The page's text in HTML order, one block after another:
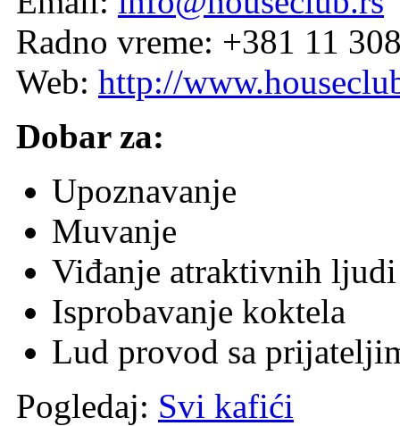
Radno vreme: +381 11
Web: http://
Dobar za:
Upoznavanje
Muvanje
Viđanje atraktivnih ljudi
Isprobavanje koktela
Lud provod sa
Pogledaj: Svi kafići